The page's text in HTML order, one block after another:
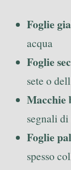
Foglie
acqua
Foglie
sete o
Macchie
segnali
Foglie
spesso